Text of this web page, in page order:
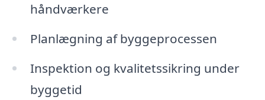
håndværkere
Planlægning af byggeprocessen
Inspektion og kvalitetssikring under
byggetid